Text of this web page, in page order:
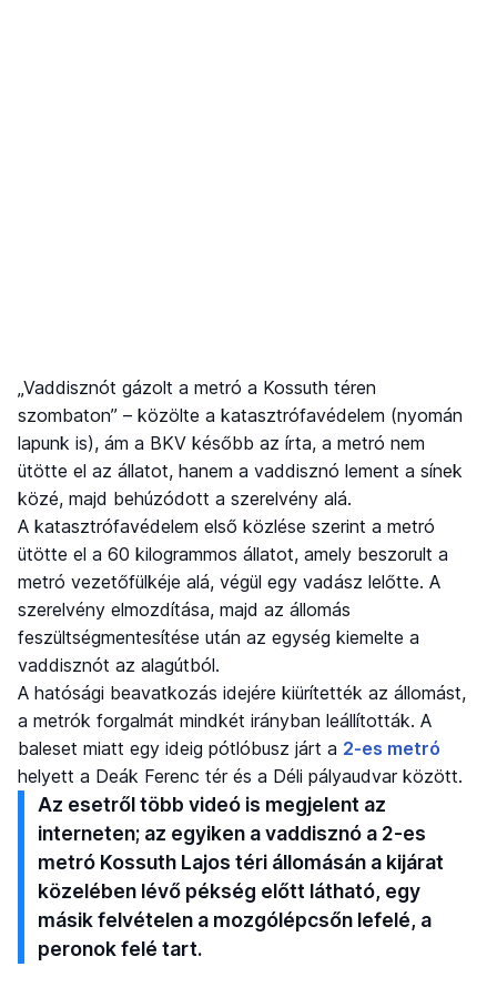
„Vaddisznót gázolt a metró a Kossuth téren
szombaton” – közölte a katasztrófavédelem (nyomán
lapunk is), ám a BKV később az írta, a metró nem
ütötte el az állatot, hanem a vaddisznó lement a sínek
közé, majd behúzódott a szerelvény alá.
A katasztrófavédelem első közlése szerint a metró
ütötte el a 60 kilogrammos állatot, amely beszorult a
metró vezetőfülkéje alá, végül egy vadász lelőtte. A
szerelvény elmozdítása, majd az állomás
feszültségmentesítése után az egység kiemelte a
vaddisznót az alagútból.
A hatósági beavatkozás idejére kiürítették az állomást,
a metrók forgalmát mindkét irányban leállították. A
baleset miatt egy ideig pótlóbusz járt a 2-es metró
helyett a Deák Ferenc tér és a Déli pályaudvar között.
Az esetről több videó is megjelent az
interneten; az egyiken a vaddisznó a 2-es
metró Kossuth Lajos téri állomásán a kijárat
közelében lévő pékség előtt látható, egy
másik felvételen a mozgólépcsőn lefelé, a
peronok felé tart.